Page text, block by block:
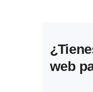
web